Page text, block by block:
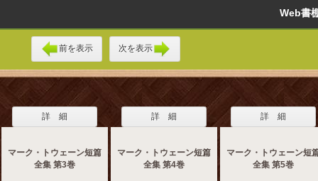
Web
前を表示 次を表示
詳 細
マーク・トウェーン短篇
全集 第3巻
詳 細
マーク・トウェーン短篇
全集 第4巻
詳 細
マーク・トウェーン短
全集 第5巻